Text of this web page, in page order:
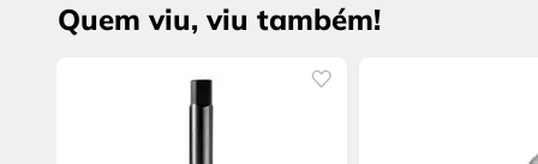
Quem viu, viu também!